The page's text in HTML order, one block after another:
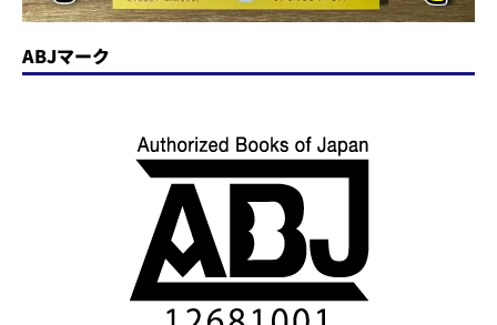
ABJマーク